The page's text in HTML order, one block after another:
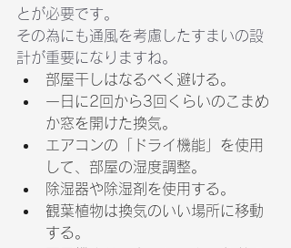
とが必要です。
その為にも通風を考慮したすまいの設
計が重要になりますね。
部屋干しはなるべく避ける。
一日に2回から3回くらいのこまめ
か窓を開けた換気。
エアコンの「ドライ機能」を使用
して、部屋の湿度調整。
除湿器や除湿剤を使用する。
観葉植物は換気のいい場所に移動
する。